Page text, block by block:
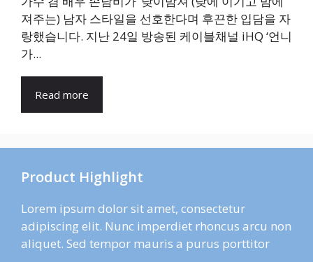
져주는) 남자 스타일을 선호한다며 후끈한 입담을 자
랑했습니다. 지난 24일 방송된 케이블채널 iHQ ‘언니
가...
Read more
Product Highlight
Lorem ipsum dolor sit amet, consectetur
adipiscing elit. Nunc imperdiet rhoncus arcu non
aliquet. Sed tempor mauris a purus porttitor